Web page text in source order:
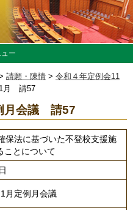
ュー
請願・陳情 > 令和４年定例会11
月 請57
月会議 請57
法に基づいた不登校支援施
ことについて
月定例月会議